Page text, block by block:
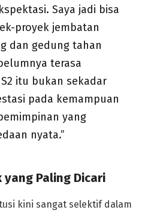
Saya jadi bisa
proyek jembatan
dan gedung tahan
terasa
itu bukan sekadar
pada kemampuan
yang
nyata.”
Paling Dicari
kini sangat selektif dalam